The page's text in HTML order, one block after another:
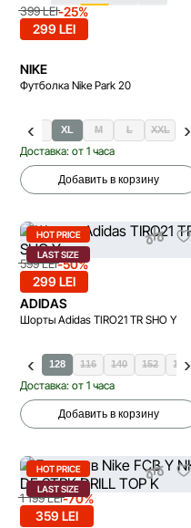
399 LEI-25%
299 LEI
NIKE
Футболка Nike Park 20
S XL M L XXL
Доставка: от 1 часа
Добавить в корзину
HOT PRICE
LAST SIZE
599 LEI-50%
299 LEI
ADIDAS
Шорты Adidas TIRO21 TR SHO Y
128 116 140 152 164
Доставка: от 1 часа
Добавить в корзину
HOT PRICE
LAST SIZE
1 199 LEI-70%
359 LEI